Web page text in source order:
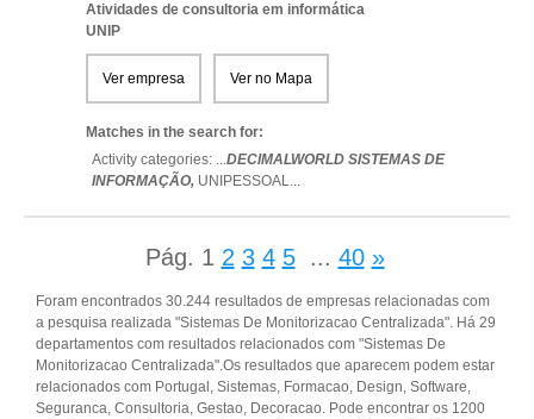
Atividades de consultoria em informática
UNIP
Ver empresa Ver no Mapa
Matches in the search for:
Activity categories: ...DECIMALWORLD SISTEMAS DE
INFORMAÇÃO, UNIPESSOAL...
Pág. 1 2 3 4 5 ... 40 »
Foram encontrados 30.244 resultados de empresas relacionadas com
a pesquisa realizada "Sistemas De Monitorizacao Centralizada". Há 29
departamentos com resultados relacionados com "Sistemas De
Monitorizacao Centralizada".Os resultados que aparecem podem estar
relacionados com Portugal, Sistemas, Formacao, Design, Software,
Seguranca, Consultoria, Gestao, Decoracao. Pode encontrar os 1200